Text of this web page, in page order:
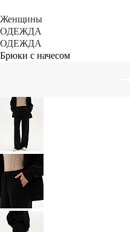
Женщины
ОДЕЖДА
ОДЕЖДА
Брюки с начесом